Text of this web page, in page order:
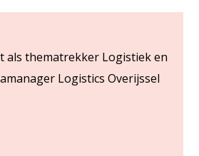
als thematrekker Logistiek en
Logistics Overijssel